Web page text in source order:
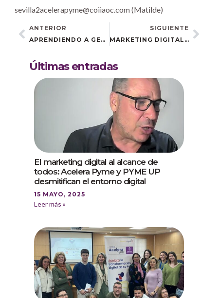
sevilla2acelerapyme@coiiaoc.com (Matilde)
ANTERIOR
APRENDIENDO A GESTIONAR TRÁMITES DIGITALES: ÉXITO DEL TALLER “CÓMO USAR LA VENTANILLA VIRTUAL DEL AYUNTAMIENTO DE CHICLANA DE LA FRONTERA
SIGUIENTE
MARKETING DIGITAL: LA CLAVE PARA QUE TU NEGOCIO TRIUNFE EN INTERNET
Últimas entradas
El marketing digital al alcance de
todos: Acelera Pyme y PYME UP
desmitifican el entorno digital
15 MAYO, 2025
Leer más »